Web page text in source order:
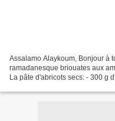
Assalamo Alaykoum, Bonjour à
ramadanesque briouates aux
La pâte d'abricots secs: - 300 g